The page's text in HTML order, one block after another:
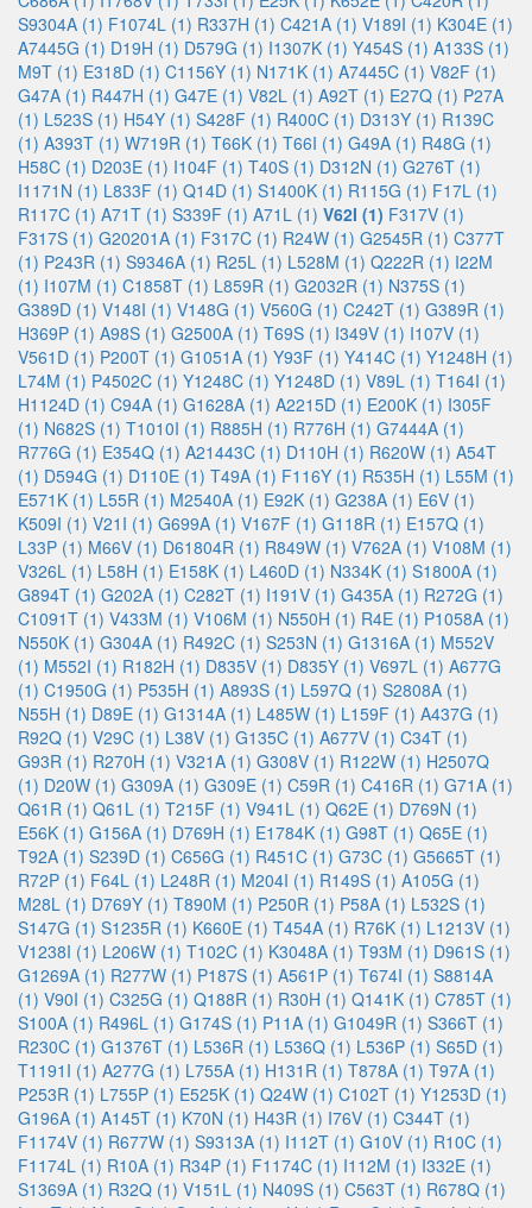
S9304A (1) F1074L (1) R337H (1) C421A (1) V189I (1) K304E (1)
A7445G (1) D19H (1) D579G (1) I1307K (1) Y454S (1) A133S (1)
M9T (1) E318D (1) C1156Y (1) N171K (1) A7445C (1) V82F (1)
G47A (1) R447H (1) G47E (1) V82L (1) A92T (1) E27Q (1) P27A
(1) L523S (1) H54Y (1) S428F (1) R400C (1) D313Y (1) R139C
(1) A393T (1) W719R (1) T66K (1) T66I (1) G49A (1) R48G (1)
H58C (1) D203E (1) I104F (1) T40S (1) D312N (1) G276T (1)
I1171N (1) L833F (1) Q14D (1) S1400K (1) R115G (1) F17L (1)
R117C (1) A71T (1) S339F (1) A71L (1) V62I (1) F317V (1)
F317S (1) G20201A (1) F317C (1) R24W (1) G2545R (1) C377T
(1) P243R (1) S9346A (1) R25L (1) L528M (1) Q222R (1) I22M
(1) I107M (1) C1858T (1) L859R (1) G2032R (1) N375S (1)
G389D (1) V148I (1) V148G (1) V560G (1) C242T (1) G389R (1)
H369P (1) A98S (1) G2500A (1) T69S (1) I349V (1) I107V (1)
V561D (1) P200T (1) G1051A (1) Y93F (1) Y414C (1) Y1248H (1)
L74M (1) P4502C (1) Y1248C (1) Y1248D (1) V89L (1) T164I (1)
H1124D (1) C94A (1) G1628A (1) A2215D (1) E200K (1) I305F
(1) N682S (1) T1010I (1) R885H (1) R776H (1) G7444A (1)
R776G (1) E354Q (1) A21443C (1) D110H (1) R620W (1) A54T
(1) D594G (1) D110E (1) T49A (1) F116Y (1) R535H (1) L55M (1)
E571K (1) L55R (1) M2540A (1) E92K (1) G238A (1) E6V (1)
K509I (1) V21I (1) G699A (1) V167F (1) G118R (1) E157Q (1)
L33P (1) M66V (1) D61804R (1) R849W (1) V762A (1) V108M (1)
V326L (1) L58H (1) E158K (1) L460D (1) N334K (1) S1800A (1)
G894T (1) G202A (1) C282T (1) I191V (1) G435A (1) R272G (1)
C1091T (1) V433M (1) V106M (1) N550H (1) R4E (1) P1058A (1)
N550K (1) G304A (1) R492C (1) S253N (1) G1316A (1) M552V
(1) M552I (1) R182H (1) D835V (1) D835Y (1) V697L (1) A677G
(1) C1950G (1) P535H (1) A893S (1) L597Q (1) S2808A (1)
N55H (1) D89E (1) G1314A (1) L485W (1) L159F (1) A437G (1)
R92Q (1) V29C (1) L38V (1) G135C (1) A677V (1) C34T (1)
G93R (1) R270H (1) V321A (1) G308V (1) R122W (1) H2507Q
(1) D20W (1) G309A (1) G309E (1) C59R (1) C416R (1) G71A (1)
Q61R (1) Q61L (1) T215F (1) V941L (1) Q62E (1) D769N (1)
E56K (1) G156A (1) D769H (1) E1784K (1) G98T (1) Q65E (1)
T92A (1) S239D (1) C656G (1) R451C (1) G73C (1) G5665T (1)
R72P (1) F64L (1) L248R (1) M204I (1) R149S (1) A105G (1)
M28L (1) D769Y (1) T890M (1) P250R (1) P58A (1) L532S (1)
S147G (1) S1235R (1) K660E (1) T454A (1) R76K (1) L1213V (1)
V1238I (1) L206W (1) T102C (1) K3048A (1) T93M (1) D961S (1)
G1269A (1) R277W (1) P187S (1) A561P (1) T674I (1) S8814A
(1) V90I (1) C325G (1) Q188R (1) R30H (1) Q141K (1) C785T (1)
S100A (1) R496L (1) G174S (1) P11A (1) G1049R (1) S366T (1)
R230C (1) G1376T (1) L536R (1) L536Q (1) L536P (1) S65D (1)
T1191I (1) A277G (1) L755A (1) H131R (1) T878A (1) T97A (1)
P253R (1) L755P (1) E525K (1) Q24W (1) C102T (1) Y1253D (1)
G196A (1) A145T (1) K70N (1) H43R (1) I76V (1) C344T (1)
F1174V (1) R677W (1) S9313A (1) I112T (1) G10V (1) R10C (1)
F1174L (1) R10A (1) R34P (1) F1174C (1) I112M (1) I332E (1)
S1369A (1) R32Q (1) V151L (1) N409S (1) C563T (1) R678Q (1)